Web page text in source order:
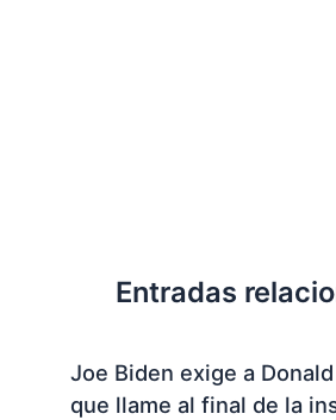
Entradas
Joe Biden exige a
que llame al final de la